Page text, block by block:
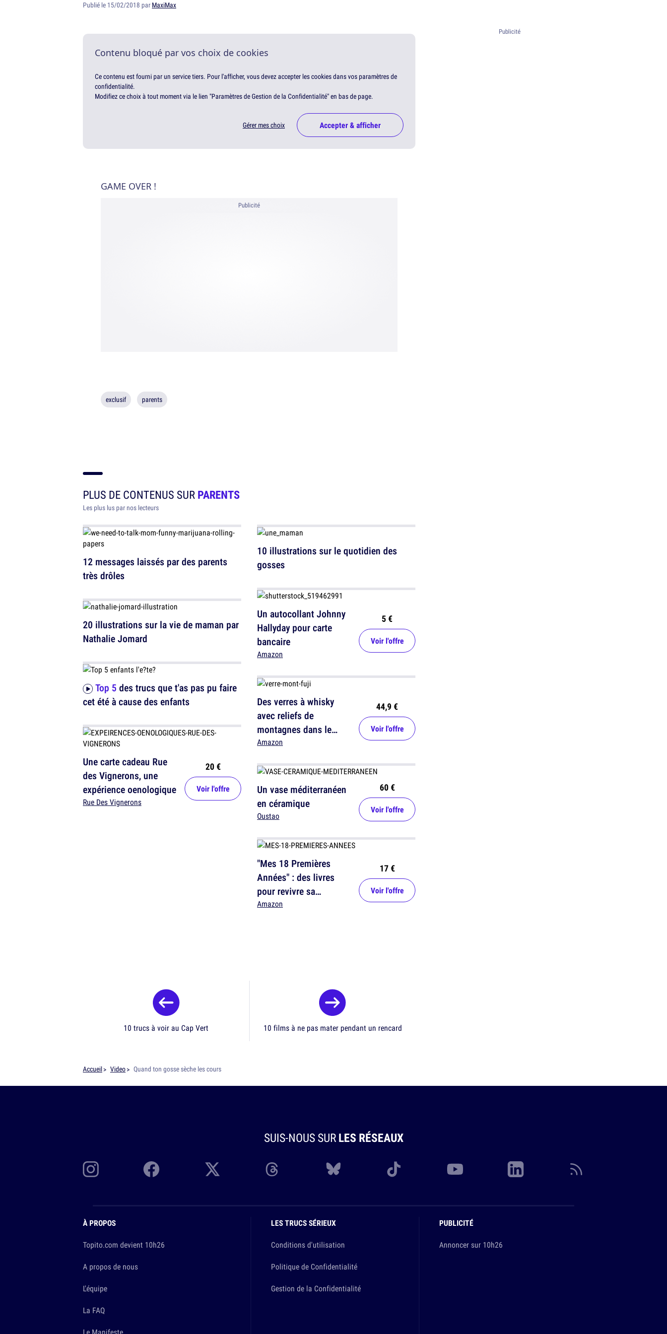
Publié le 15/02/2018 par MaxiMax
Contenu bloqué par vos choix de cookies
Ce contenu est fourni par un service tiers. Pour l'afficher, vous devez accepter les cookies dans vos paramètres de
confidentialité.
Modifiez ce choix à tout moment via le lien "Paramètres de Gestion de la Confidentialité" en bas de page.
Gérer mes choix Accepter & afficher
GAME OVER !
Publicité
exclusif parents
PLUS DE CONTENUS SURPARENTS
Les plus lus par nos lecteurs
12 messages laissés par des parents
très drôles
20 illustrations sur la vie de maman par
Nathalie Jomard
Top 5 des trucs que t'as pas pu faire
cet été à cause des enfants
Une carte cadeau Rue
des Vignerons, une
expérience oenologique
Rue Des Vignerons
20 €
Voir l'offre
10 illustrations sur le quotidien des
gosses
Un autocollant Johnny
Hallyday pour carte
bancaire
Amazon
5 €
Voir l'offre
Des verres à whisky
avec reliefs de
montagnes dans le
fond, pour boire avec
Amazon
44,9 €
Voir l'offre
Un vase méditerranéen
en céramique
Oustao
60 €
Voir l'offre
"Mes 18 Premières
Années" : des livres
pour revivre sa
jeunesse
Amazon
17 €
Voir l'offre
10 trucs à voir au Cap Vert 10 films à ne pas mater pendant un rencard
Accueil Video Quand ton gosse sèche les cours
SUIS-NOUS SURLES RÉSEAUX
À PROPOS
Topito.com devient 10h26
A propos de nous
L'équipe
La FAQ
LES TRUCS SÉRIEUX
Conditions d'utilisation
Politique de Confidentialité
Gestion de la Confidentialité
PUBLICITÉ
Annoncer sur 10h26